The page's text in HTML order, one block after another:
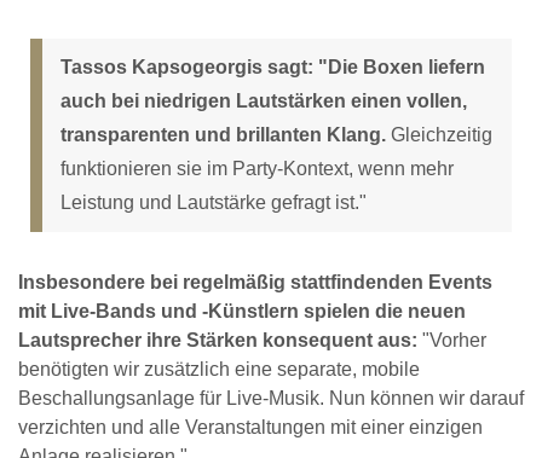
Tassos Kapsogeorgis sagt: "Die Boxen liefern
auch bei niedrigen Lautstärken einen vollen,
transparenten und brillanten Klang. Gleichzeitig
funktionieren sie im Party-Kontext, wenn mehr
Leistung und Lautstärke gefragt ist."
Insbesondere bei regelmäßig stattfindenden Events
mit Live-Bands und -Künstlern spielen die neuen
Lautsprecher ihre Stärken konsequent aus: "Vorher
benötigten wir zusätzlich eine separate, mobile
Beschallungsanlage für Live-Musik. Nun können wir darauf
verzichten und alle Veranstaltungen mit einer einzigen